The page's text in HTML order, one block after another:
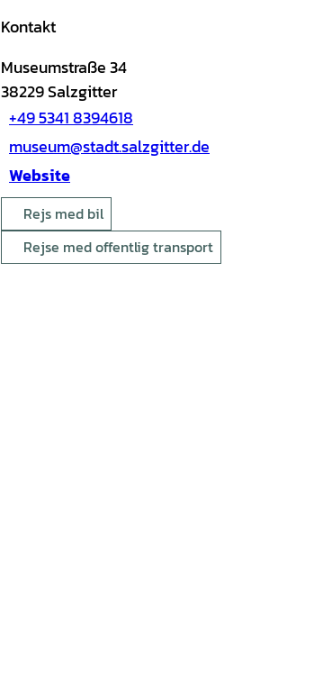
Kontakt
Museumstraße 34
38229Salzgitter
+49 5341 8394618
museum@stadt.salzgitter.de
Website
Rejs med bil
Rejse med offentlig transport